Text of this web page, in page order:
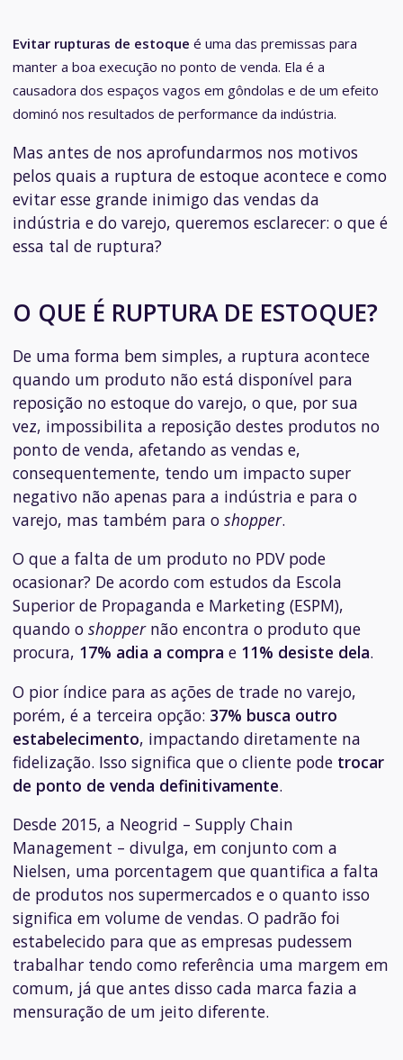
Evitar rupturas de estoque é uma das premissas para
manter a boa execução no ponto de venda. Ela é a
causadora dos espaços vagos em gôndolas e de um efeito
dominó nos resultados de performance da indústria.
Mas antes de nos aprofundarmos nos motivos
pelos quais a ruptura de estoque acontece e como
evitar esse grande inimigo das vendas da
indústria e do varejo, queremos esclarecer: o que é
essa tal de ruptura?
O QUE É RUPTURA DE ESTOQUE?
De uma forma bem simples, a ruptura acontece
quando um produto não está disponível para
reposição no estoque do varejo, o que, por sua
vez, impossibilita a reposição destes produtos no
ponto de venda, afetando as vendas e,
consequentemente, tendo um impacto super
negativo não apenas para a indústria e para o
varejo, mas também para o shopper.
O que a falta de um produto no PDV pode
ocasionar? De acordo com estudos da Escola
Superior de Propaganda e Marketing (ESPM),
quando o shoppernão encontra o produto que
procura, 17% adia a compra e 11% desiste dela.
O pior índice para as ações de trade no varejo,
porém, é a terceira opção: 37% busca outro
estabelecimento, impactando diretamente na
fidelização. Isso significa que o cliente pode trocar
de ponto de venda definitivamente.
Desde 2015, a Neogrid – Supply Chain
Management – divulga, em conjunto com a
Nielsen, uma porcentagem que quantifica a falta
de produtos nos supermercados e o quanto isso
significa em volume de vendas. O padrão foi
estabelecido para que as empresas pudessem
trabalhar tendo como referência uma margem em
comum, já que antes disso cada marca fazia a
mensuração de um jeito diferente.